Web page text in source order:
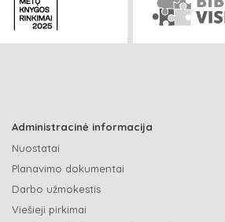
Administracinė informacija
Nuostatai
Planavimo dokumentai
Darbo užmokestis
Viešieji pirkimai